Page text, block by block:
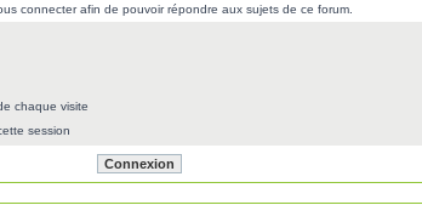
connecter afin de pouvoir répondre aux sujets de ce forum.
chaque visite
session